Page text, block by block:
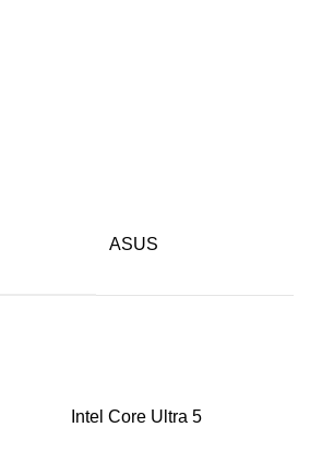
ASUS
Intel Core Ultra 5